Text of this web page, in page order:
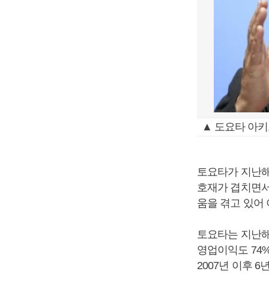
▲ 도요타 아
토요타가 지난
호재가 겹치면
움을 겪고 있어
토요타는 지난
영업이익도
2007년 이후 6